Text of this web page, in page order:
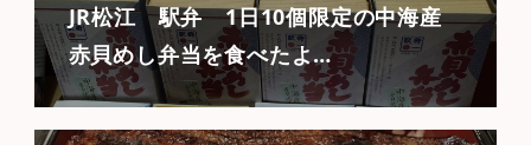
JR松江 駅弁 1日10個限定の中海産
赤貝めし弁当を食べたよ…